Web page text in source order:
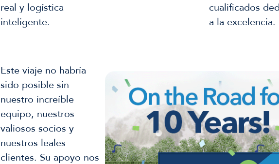
real y logística
inteligente.
cualificados
a la excelencia.
Este viaje no habría
sido posible sin
nuestro increíble
equipo, nuestros
valiosos socios y
nuestros leales
clientes. Su apoyo nos